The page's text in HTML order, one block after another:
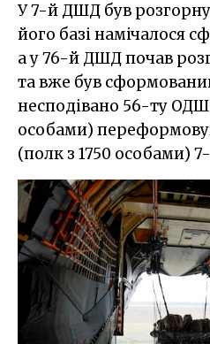
У 7-й ДШД був
його базі намічалося
а у 76-й ДШД почав
та вже був
несподівано 56-ту
особами)
(полк з 1750 особами)